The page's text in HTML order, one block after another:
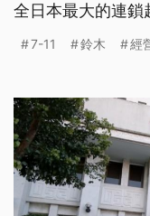
全日本最大的連鎖
「如果所有人都
年的眼光，歸功他
7-11 鈴木 經